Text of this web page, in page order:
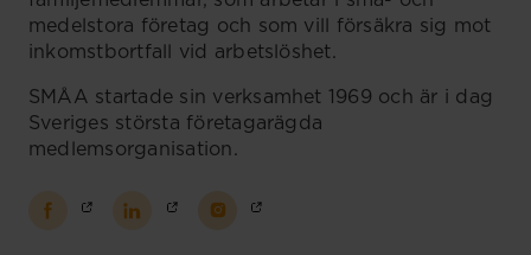
medelstora företag och som vill försäkra sig mot
inkomstbortfall vid arbetslöshet.
SMÅA startade sin verksamhet 1969 och är i dag
Sveriges största företagarägda
medlemsorganisation.